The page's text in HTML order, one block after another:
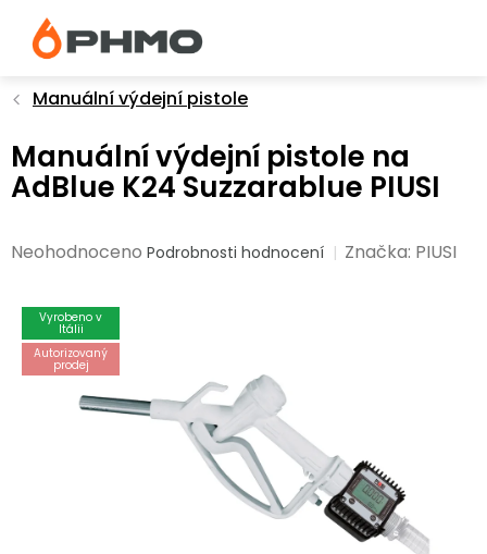
obsah
Manuální výdejní pistole
Manuální výdejní pistole na
AdBlue K24 Suzzarablue PIUSI
Průměrné
0,0
hvězdiček.
Neohodnoceno Podrobnosti hodnocení Značka: PIUSI
Vyrobeno v
Itálii
Autorizovaný
prodej